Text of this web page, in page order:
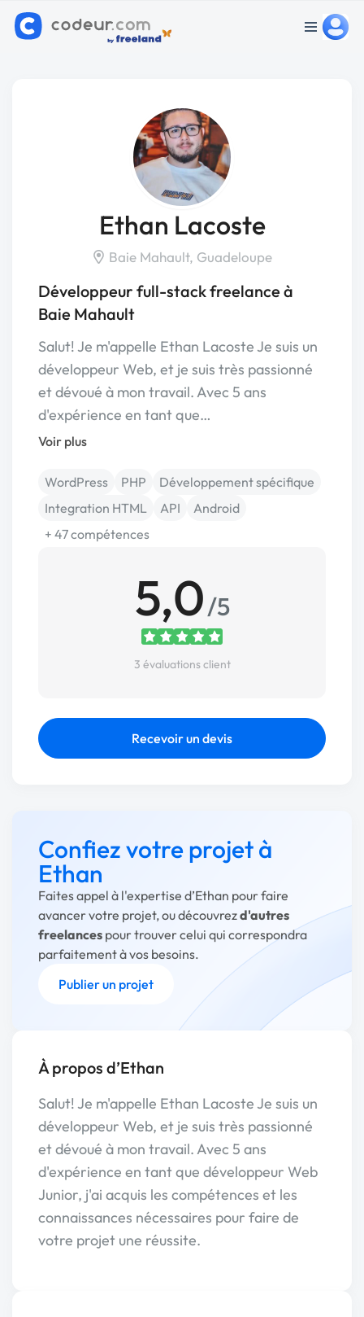
Ethan Lacoste
Baie Mahault, Guadeloupe
Développeur full-stack freelance à
Baie Mahault
Salut! Je m'appelle Ethan Lacoste Je suis un
développeur Web, et je suis très passionné
et dévoué à mon travail. Avec 5 ans
d'expérience en tant que…
Voir plus
WordPress PHP
Développement spécifique
Integration HTML
API
Android
+ 47 compétences
5,0/5
3 évaluations client
Recevoir un devis
Confiez votre projet à
Ethan
Faites appel à l'expertise d’Ethan pour faire
avancer votre projet, ou découvrezd'autres
freelances pour trouver celui qui correspondra
parfaitement à vos besoins.
Publier un projet
À propos d’Ethan
Salut! Je m'appelle Ethan Lacoste Je suis un
développeur Web, et je suis très passionné
et dévoué à mon travail. Avec 5 ans
d'expérience en tant que développeur Web
Junior, j'ai acquis les compétences et les
connaissances nécessaires pour faire de
votre projet une réussite.